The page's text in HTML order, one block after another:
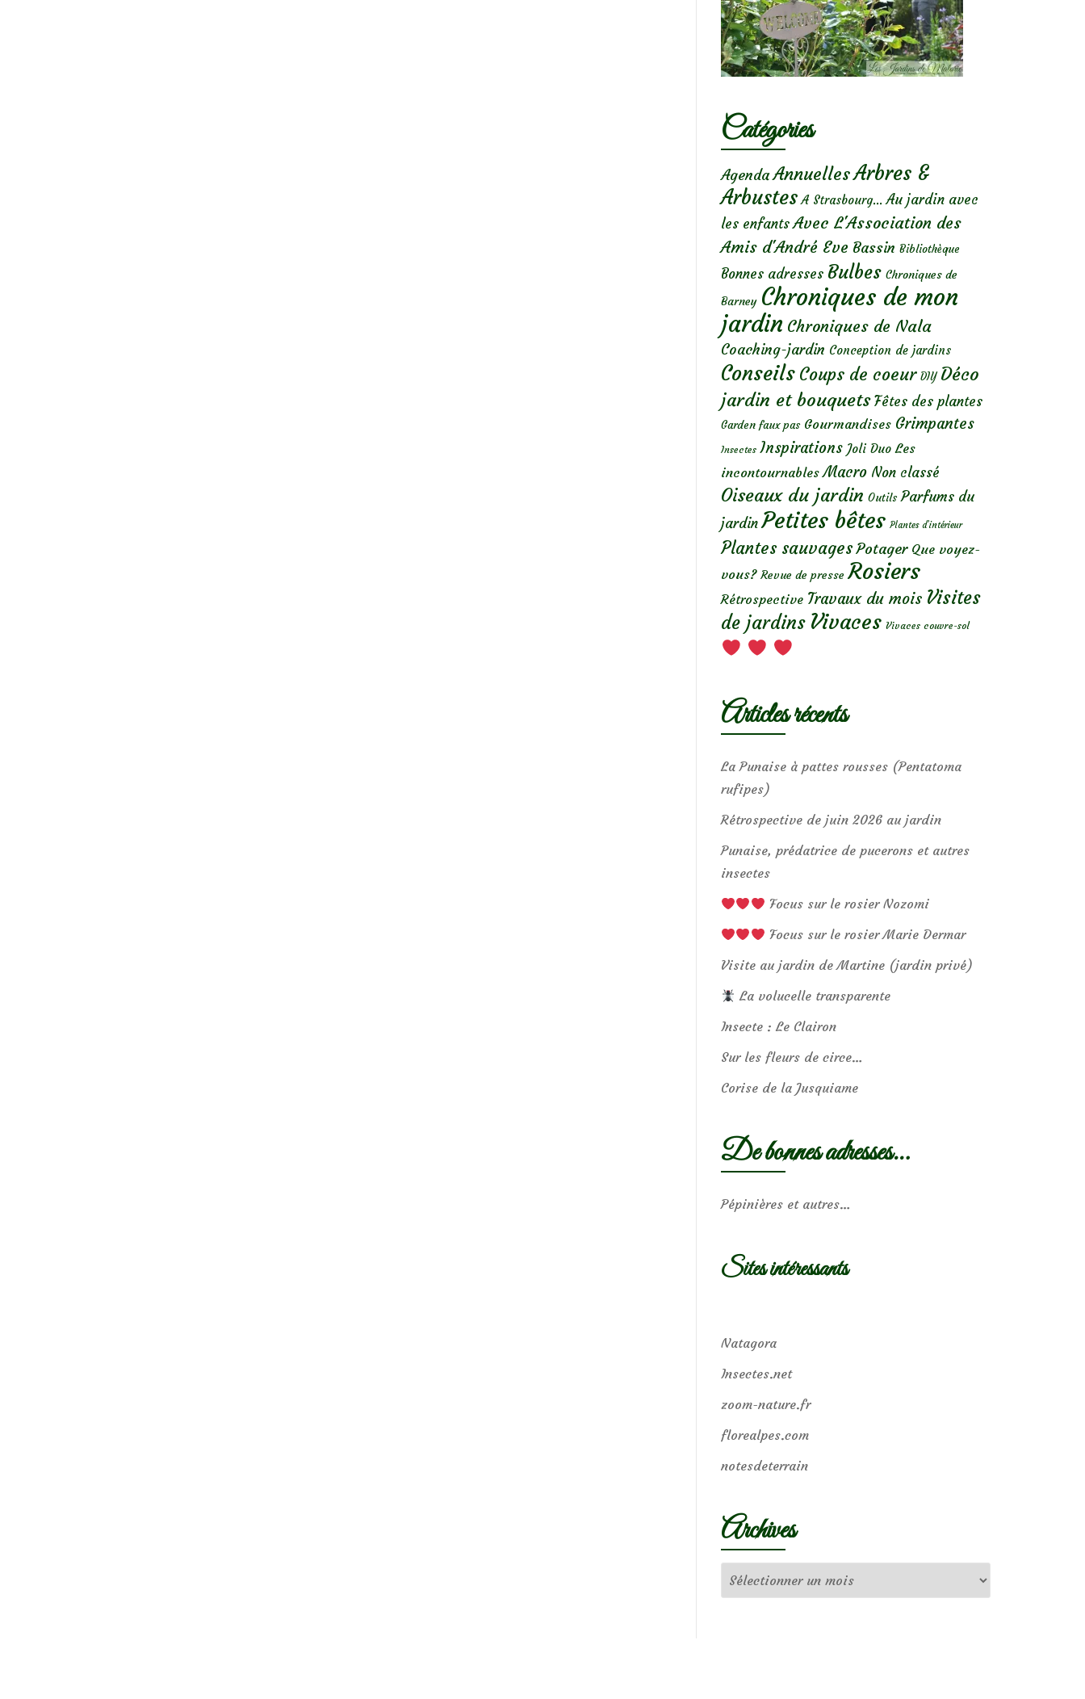
Catégories
Agenda AnnuellesArbres &
Arbustes A Strasbourg... Au jardin avec
les enfants Avec L'Association des
Amis d'André Eve Bassin Bibliothèque
Bonnes adresses Bulbes Chroniques de
Barney Chroniques de mon
jardin Chroniques de Nala
Coaching-jardin Conception de jardins
Conseils Coups de coeur DIY Déco
jardin et bouquets Fêtes des plantes
Garden faux pas Gourmandises Grimpantes
Insectes Inspirations Joli Duo Les
incontournables Macro Non classé
Oiseaux du jardin Outils Parfums du
jardin Petites bêtes Plantes d’intérieur
Plantes sauvages Potager Que voyez-
vous? Revue de presse Rosiers
Rétrospective Travaux du mois Visites
de jardins Vivaces Vivaces couvre-sol
Articles récents
La Punaise à pattes rousses (Pentatoma
rufipes)
Rétrospective de juin 2026 au jardin
Punaise, prédatrice de pucerons et autres
insectes
Focus sur le rosier Nozomi
Focus sur le rosier Marie Dermar
Visite au jardin de Martine (jardin privé)
La volucelle transparente
Insecte : Le Clairon
Sur les fleurs de circe…
Corise de la Jusquiame
De bonnes adresses…
Pépinières et autres…
Sites intéressants
Natagora
Insectes.net
zoom-nature.fr
florealpes.com
notesdeterrain
Archives
Archives